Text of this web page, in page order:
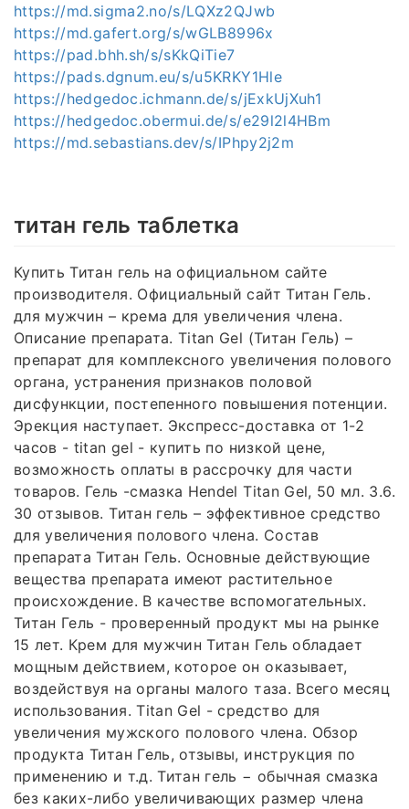
https://md.sigma2.no/s/LQXz2QJwb
https://md.gafert.org/s/wGLB8996x
https://pad.bhh.sh/s/sKkQiTie7
https://pads.dgnum.eu/s/u5KRKY1Hle
https://hedgedoc.ichmann.de/s/jExkUjXuh1
https://hedgedoc.obermui.de/s/e29l2l4HBm
https://md.sebastians.dev/s/IPhpy2j2m
титан гель таблетка
Купить Титан гель на официальном сайте
производителя. Официальный сайт Титан Гель.
для мужчин – крема для увеличения члена.
Описание препарата. Titan Gel (Титан Гель) –
препарат для комплексного увеличения полового
органа, устранения признаков половой
дисфункции, постепенного повышения потенции.
Эрекция наступает. Экспресс-доставка от 1-2
часов - titan gel - купить по низкой цене,
возможность оплаты в рассрочку для части
товаров. Гель -смазка Hendel Titan Gel, 50 мл. 3.6.
30 отзывов. Титан гель – эффективное средство
для увеличения полового члена. Состав
препарата Титан Гель. Основные действующие
вещества препарата имеют растительное
происхождение. В качестве вспомогательных.
Титан Гель - проверенный продукт мы на рынке
15 лет. Крем для мужчин Титан Гель обладает
мощным действием, которое он оказывает,
воздействуя на органы малого таза. Всего месяц
использования. Titan Gel - средство для
увеличения мужского полового члена. Обзор
продукта Титан Гель, отзывы, инструкция по
применению и т.д. Титан гель − обычная смазка
без каких-либо увеличивающих размер члена